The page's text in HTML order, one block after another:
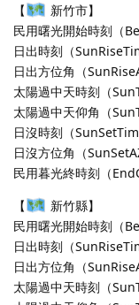
【
新竹市】
民用曙光開始時刻（
日出時刻（
日出方位角（
太陽過中天時刻（
太陽過中天仰角（
日沒時刻（
日沒方位角（
民用暮光終時刻（
【
新竹縣】
民用曙光開始時刻（
日出時刻（
日出方位角（
太陽過中天時刻（